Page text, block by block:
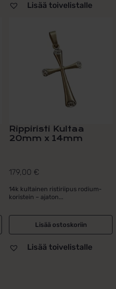
Lisää toivelistalle
Rippiristi Kultaa
20mm x 14mm
179,00 €
14k kultainen ristiriipus rodium-
koristein – ajaton...
Lisää ostoskoriin
Lisää toivelistalle